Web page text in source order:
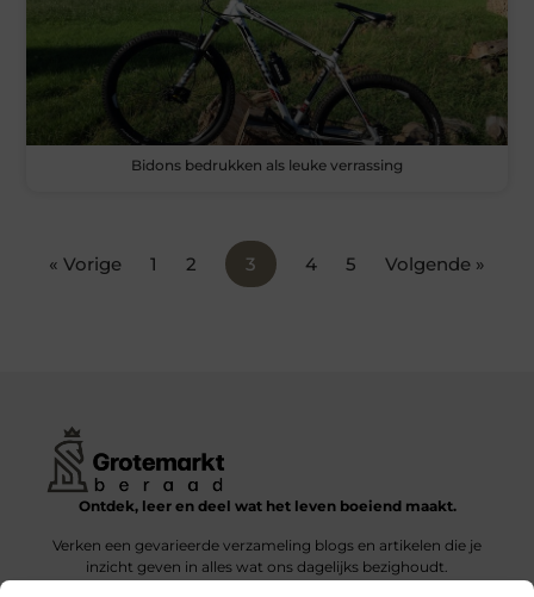
Bidons bedrukken als leuke verrassing
« Vorige 1 2 3 4 5 Volgende »
Ontdek, leer en deel wat het leven boeiend maakt.
Verken een gevarieerde verzameling blogs en artikelen die je
inzicht geven in alles wat ons dagelijks bezighoudt.